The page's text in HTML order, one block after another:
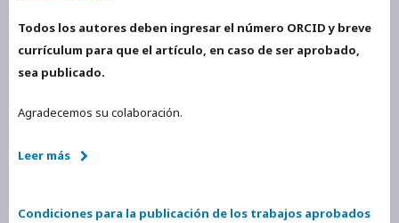
Todos los autores deben ingresar el número ORCID y breve
currículum para que el artículo, en caso de ser aprobado,
sea publicado.
Agradecemos su colaboración.
Leer más
Condiciones para la publicación de los trabajos aprobados